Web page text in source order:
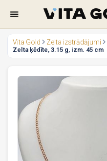
Vita Gold Zelta izstrādājumi
Zelta ķēdīte, 3.15 g, izm. 45 cm